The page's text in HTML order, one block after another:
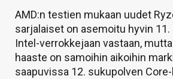
AMD:n testien mukaan uudet
sarjalaiset on asemoitu hyvin
Intel-verrokkejaan vastaan,
haaste on samoihin aikoihin
saapuvissa 12. sukupolven